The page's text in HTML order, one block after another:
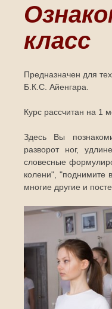
класс
Предназначен для
Б.К.С. Айенгара.
Курс рассчитан на 1
Здесь Вы
разворот ног,
словесные
колени", "поднимите
многие другие и